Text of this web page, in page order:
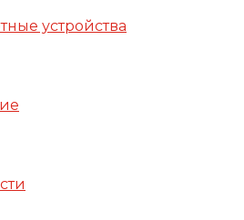
устройства